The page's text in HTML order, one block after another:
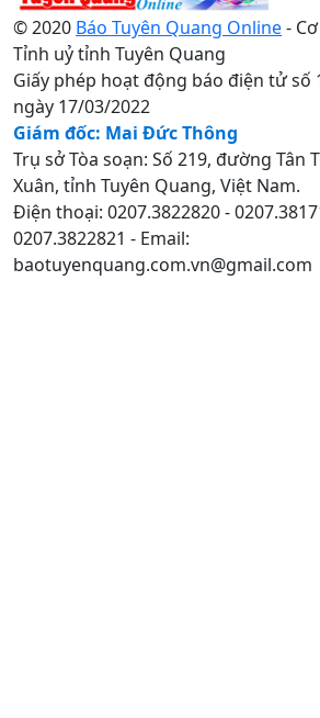
© 2020 Báo Tuyên Quang Online-
Tỉnh uỷ tỉnh Tuyên Quang
Giấy phép hoạt động báo điện tử số
ngày 17/03/2022
Giám đốc: Mai Đức Thông
Trụ sở Tòa soạn: Số 219, đường Tân
Xuân, tỉnh Tuyên Quang, Việt Nam.
Điện thoại: 0207.3822820 -
0207.3822821 - Email:
baotuyenquang.com.vn@gmail.com